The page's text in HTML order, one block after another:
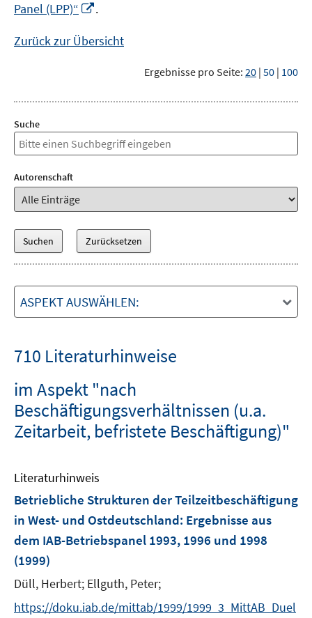
Panel (LPP)“
Fenster
.
Zurück zur Übersicht
Ergebnisse pro Seite: 20 | 50 | 100
Suche
Autorenschaft
ASPEKT AUSWÄHLEN:
710 Literaturhinweise
im Aspekt "nach
Beschäftigungsverhältnissen (u.a.
Zeitarbeit, befristete Beschäftigung)"
Literaturhinweis
Betriebliche Strukturen der Teilzeitbeschäftigung
in West- und Ostdeutschland: Ergebnisse aus
dem IAB-Betriebspanel 1993, 1996 und 1998
(1999)
Düll, Herbert; Ellguth, Peter;
https://doku.iab.de/mittab/1999/1999_3_MittAB_Duel